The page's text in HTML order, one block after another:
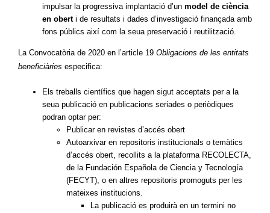
impulsar la progressiva implantació d’un model de ciència
en oberti de resultats i dades d’investigació finançada amb
fons públics així com la seua preservació i reutilització.
La Convocatòria de 2020 en l’article 19 Obligacions de les entitats
beneficiàries especifica:
Els treballs científics que hagen sigut acceptats per a la
seua publicació en publicacions seriades o periòdiques
podran optar per:
Publicar en revistes d’accés obert
Autoarxivar en repositoris institucionals o temàtics
d’accés obert, recollits a la plataforma RECOLECTA,
de la Fundación Española de Ciencia y Tecnología
(FECYT), o en altres repositoris promoguts per les
mateixes institucions.
La publicació es produirà en un termini no